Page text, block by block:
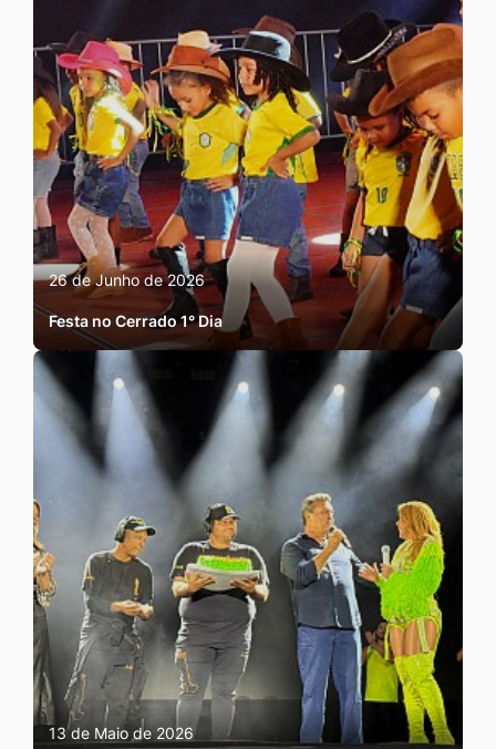
26 de Junho de 2026
Festa no Cerrado 1° Dia
13 de Maio de 2026